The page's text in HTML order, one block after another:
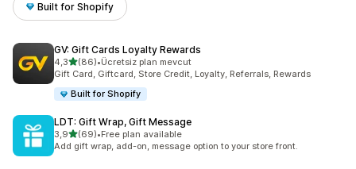
Built for Shopify
GV: Gift Cards Loyalty Rewards
4,35 yıldız üzerinden
(86)
toplam 86 değerlendirme
•Ücretsiz plan mevcut
Gift Card, Giftcard, Store Credit, Loyalty, Referrals, Rewards
Built for Shopify
LDT: Gift Wrap, Gift Message
3,95 yıldız üzerinden
(69)
toplam 69 değerlendirme
•Free plan available
Add gift wrap, add-on, message option to your store front.